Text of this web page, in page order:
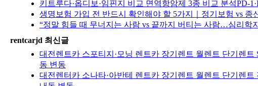
키트루다·옵디보·임핀지 비교 면역항암제 3종 비교 분석PD-
생명보험 가입 전 반드시 확인해야 할 5가지｜정기보험 vs 종
“정말 힘들 때 무너지는 사람 vs 끝까지 버티는 사람…심리학
rentcarjd 최신글
대전렌트카 스포티지·모닝 렌트카 장기렌트 월렌트 단기렌
동 변동
대전렌터카 소나타·아반테 렌트카 장기렌트 월렌트 단기렌